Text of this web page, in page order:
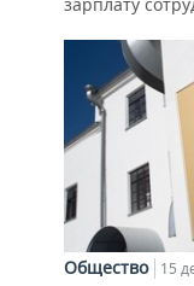
Общество 15